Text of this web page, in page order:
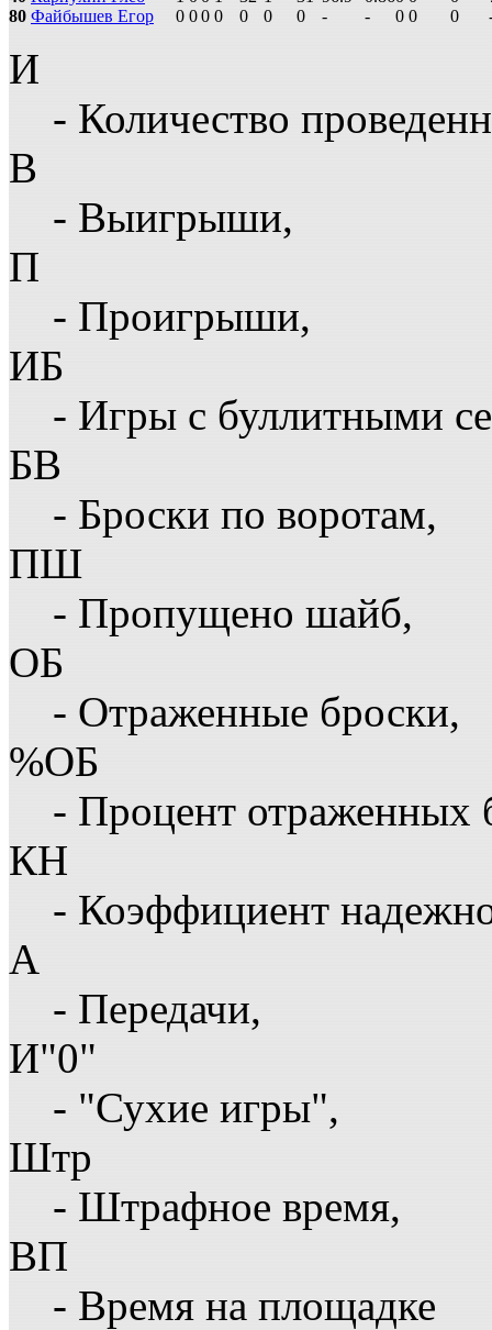
80 Файбышев Егор 0 00 0 0 0 0 - - 0 0 0
И
- Количество
В
- Выигрыши,
П
- Проигрыши,
ИБ
- Игры с буллитными
БВ
- Броски по воротам,
ПШ
- Пропущено шайб,
ОБ
- Отраженные броски,
%ОБ
- Процент отраженных
КН
- Коэффициент
А
- Передачи,
И"0"
- "Сухие игры",
Штр
- Штрафное время,
ВП
- Время на площадке